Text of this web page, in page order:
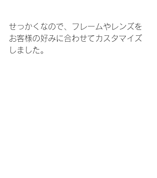
せっかくなので、フレームやレンズを
お客様の好みに合わせてカスタマイズ
しました。